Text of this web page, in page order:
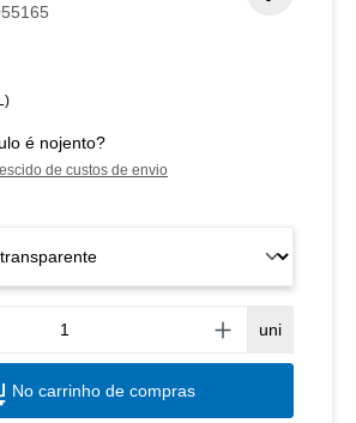
é nojento?
de custos de envio
uni
No carrinho de compras